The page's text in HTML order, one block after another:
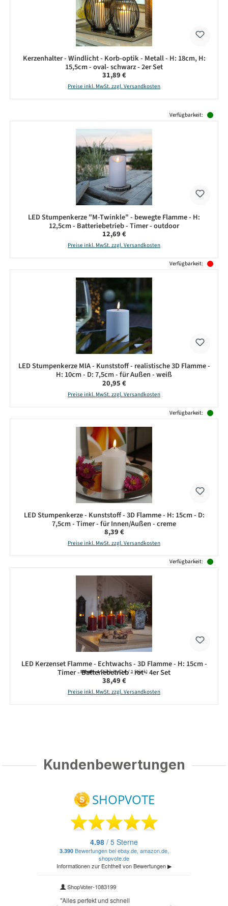
Kerzenhalter - Windlicht - Korb-optik - Metall - H: 18cm, H:
15,5cm - oval- schwarz - 2er Set
Regulärer Preis:
31,89 €
Preise inkl. MwSt. zzgl. Versandkosten
Verfügbarkeit:
LED Stumpenkerze "M-Twinkle" - bewegte Flamme - H:
12,5cm - Batteriebetrieb - Timer - outdoor
Regulärer Preis:
12,69 €
Preise inkl. MwSt. zzgl. Versandkosten
Verfügbarkeit:
LED Stumpenkerze MIA - Kunststoff - realistische 3D Flamme -
H: 10cm - D: 7,5cm - für Außen - weiß
Regulärer Preis:
20,95 €
Preise inkl. MwSt. zzgl. Versandkosten
Verfügbarkeit:
LED Stumpenkerze - Kunststoff - 3D Flamme - H: 15cm - D:
7,5cm - Timer - für Innen/Außen - creme
Regulärer Preis:
8,39 €
Preise inkl. MwSt. zzgl. Versandkosten
Verfügbarkeit:
LED Kerzenset Flamme - Echtwachs - 3D Flamme - H: 15cm -
Timer - Batteriebetrieb - rot - 4er Set
Inhalt:4 Stück(9,62 € / 1 Stück)
Regulärer Preis:
38,49 €
Preise inkl. MwSt. zzgl. Versandkosten
Kundenbewertungen